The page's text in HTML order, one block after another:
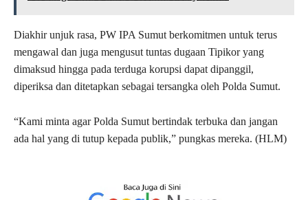
Diakhir unjuk rasa, PW IPA Sumut berkomitmen untuk terus
mengawal dan juga mengusut tuntas dugaan Tipikor yang
dimaksud hingga pada terduga korupsi dapat dipanggil,
diperiksa dan ditetapkan sebagai tersangka oleh Polda Sumut.
“Kami minta agar Polda Sumut bertindak terbuka dan jangan
ada hal yang di tutup kepada publik,” pungkas mereka. (HLM)